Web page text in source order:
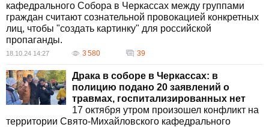
кафедрального Собора в Черкассах между группами
граждан считают сознательной провокацией конкретных
лиц, чтобы "создать картинку" для российской
пропаганды.
18.10.24 14:27 3 580 39
Драка в соборе в Черкассах: в
полицию подано 20 заявлений о
травмах, госпитализированных нет
17 октября утром произошел конфликт на
территории Свято-Михайловского кафедрального